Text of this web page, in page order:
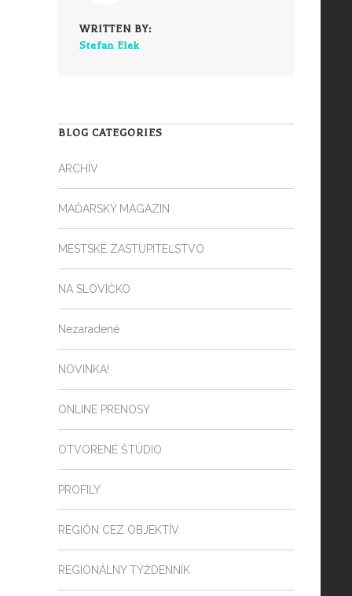
WRITTEN BY:
Stefan Elek
BLOG CATEGORIES
ARCHÍV
MAĎARSKÝ MAGAZIN
MESTSKÉ ZASTUPITEĽSTVO
NA SLOVÍČKO
Nezaradené
NOVINKA!
ONLINE PRENOSY
OTVORENÉ ŠTÚDIO
PROFILY
REGIÓN CEZ OBJEKTÍV
REGIONÁLNY TÝŽDENNÍK